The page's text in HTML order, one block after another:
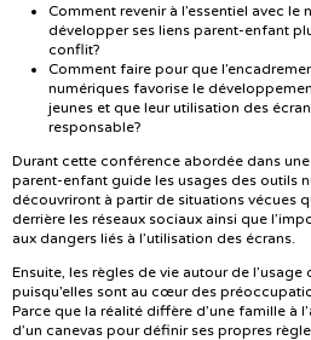
Comment revenir à l’essentiel avec
développer ses liens parent-enfant
conflit?
Comment faire pour que
numériques favorise le
jeunes et que leur utilisation des
responsable?
Durant cette conférence abordée dans
parent-enfant guide les usages des outils
découvriront à partir de situations vécues
derrière les réseaux sociaux ainsi que
aux dangers liés à l’utilisation des écrans.
Ensuite, les règles de vie autour de
puisqu’elles sont au cœur des
Parce que la réalité diffère d’une famille à
d’un canevas pour définir ses propres